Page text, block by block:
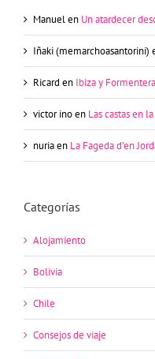
Manuelen Un atardecer
Iñaki (memarchoasantorini)
Ricard en Ibiza y
victor inoen Las castas en
nuriaen La Fageda d’en
Categorías
Alojamiento
Bolivia
Chile
Consejos de viaje